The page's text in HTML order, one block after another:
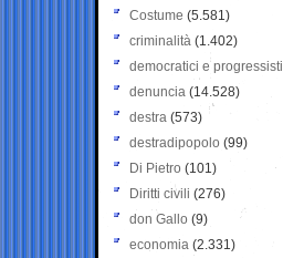
Costume (5.581)
criminalità (1.402)
democratici e progressisti
denuncia (14.528)
destra (573)
destradipopolo (99)
Di Pietro (101)
Diritti civili (276)
don Gallo (9)
economia (2.331)